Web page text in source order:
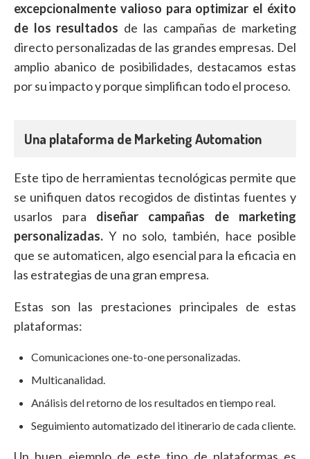
excepcionalmente valioso para optimizar el éxito
de los resultados de las campañas de marketing
directo personalizadas de las grandes empresas. Del
amplio abanico de posibilidades, destacamos estas
por su impacto y porque simplifican todo el proceso.
Una plataforma de Marketing Automation
Este tipo de herramientas tecnológicas permite que
se unifiquen datos recogidos de distintas fuentes y
usarlos para diseñar campañas de marketing
personalizadas. Y no solo, también, hace posible
que se automaticen, algo esencial para la eficacia en
las estrategias de una gran empresa.
Estas son las prestaciones principales de estas
plataformas:
Comunicaciones one-to-one personalizadas.
Multicanalidad.
Análisis del retorno de los resultados en tiempo real.
Seguimiento automatizado del itinerario de cada cliente.